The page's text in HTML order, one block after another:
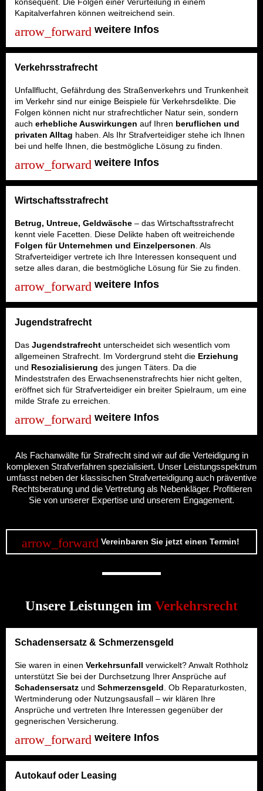
Kapitalverfahren können weitreichend sein.
weitere Infos
Verkehrsstrafrecht
Unfallflucht, Gefährdung des Straßenverkehrs und Trunkenheit
im Verkehr sind nur einige Beispiele für Verkehrsdelikte. Die
Folgen können nicht nur strafrechtlicher Natur sein, sondern
auch erhebliche Auswirkungen auf Ihren beruflichen und
privaten Alltag haben. Als Ihr Strafverteidiger stehe ich Ihnen
bei und helfe Ihnen, die bestmögliche Lösung zu finden.
weitere Infos
Wirtschaftsstrafrecht
Betrug, Untreue, Geldwäsche – das Wirtschaftsstrafrecht
kennt viele Facetten. Diese Delikte haben oft weitreichende
Folgen für Unternehmen und Einzelpersonen . Als
Strafverteidiger vertrete ich Ihre Interessen konsequent und
setze alles daran, die bestmögliche Lösung für Sie zu finden.
weitere Infos
Jugendstrafrecht
Das Jugendstrafrecht unterscheidet sich wesentlich vom
allgemeinen Strafrecht. Im Vordergrund steht die Erziehung
und Resozialisierung des jungen Täters. Da die
Mindeststrafen des Erwachsenenstrafrechts hier nicht gelten,
eröffnet sich für Strafverteidiger ein breiter Spielraum, um eine
milde Strafe zu erreichen.
weitere Infos
Als Fachanwälte für Strafrecht sind wir auf die Verteidigung in
komplexen Strafverfahren spezialisiert. Unser Leistungsspektrum
umfasst neben der klassischen Strafverteidigung auch präventive
Rechtsberatung und die Vertretung als Nebenkläger. Profitieren
Sie von unserer Expertise und unserem Engagement.
Vereinbaren Sie jetzt einen Termin!
Unsere Leistungen im Verkehrsrecht
Schadensersatz & Schmerzensgeld
Sie waren in einen Verkehrsunfall verwickelt? Anwalt Rothholz
unterstützt Sie bei der Durchsetzung Ihrer Ansprüche auf
Schadensersatz und Schmerzensgeld . Ob Reparaturkosten,
Wertminderung oder Nutzungsausfall – wir klären Ihre
Ansprüche und vertreten Ihre Interessen gegenüber der
gegnerischen Versicherung.
weitere Infos
Autokauf oder Leasing